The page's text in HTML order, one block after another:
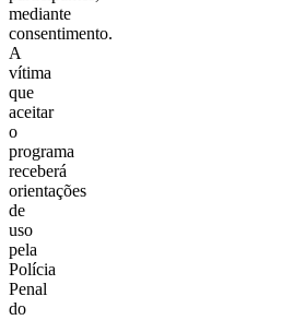
mediante
consentimento.
A
vítima
que
aceitar
o
programa
receberá
orientações
de
uso
pela
Polícia
Penal
do